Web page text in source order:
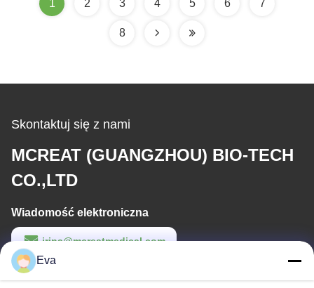
1 2 3 4 5 6 7
8
Skontaktuj się z nami
MCREAT (GUANGZHOU) BIO-TECH
CO.,LTD
Wiadomość elektroniczna
irina@mcreatmedical.com
Czas pracy
Eva